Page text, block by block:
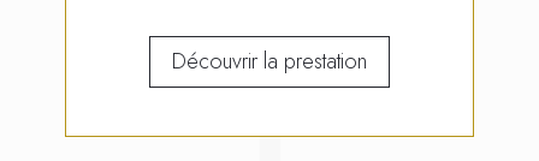
Découvrir la prestation